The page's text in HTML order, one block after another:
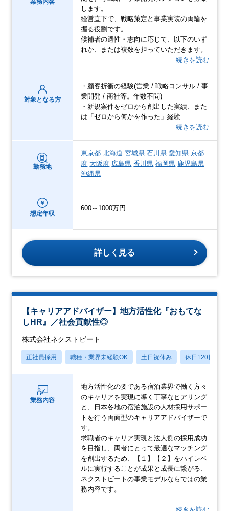
します。
経営直下で、戦略策定と事業実装の両輪を
握る役割です。
候補者の適性・志向に応じて、以下のいず
れか、または複数を担っていただきます。
…続きを読む
対象となる方
・顧客折衝の経験(営業 / 戦略コンサル / 事
業開発 / 商社等。年数不問)
・新規案件をゼロから創出した実績、また
は「ゼロから何かを作った」経験
…続きを読む
勤務地
東京都 北海道 宮城県 石川県 愛知県 京都
府 大阪府 広島県 香川県 福岡県 鹿児島県
沖縄県
想定年収
600～1000万円
詳しく見る
【キャリアアドバイザー】地方活性化『おもてな
しHR』／社会貢献性◎
株式会社ネクストビート
正社員採用 職種・業界未経験OK 土日祝休み 休日120日以上
業務内容
地方活性化の要である宿泊業界で働く方々
のキャリアを実現に導く丁寧なヒアリング
と、日本各地の宿泊施設の人材採用サポー
トを行う両面型のキャリアアドバイザーで
す。
求職者のキャリア実現と法人側の採用成功
を目指し、両者にとって最適なマッチング
を創出するため、【１】【２】をハイレベ
ルに実行することが成果と成長に繋がる、
ネクストビートの事業モデルならではの業
務内容です。